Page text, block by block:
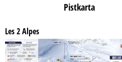
Pistkarta
Les 2 Alpes